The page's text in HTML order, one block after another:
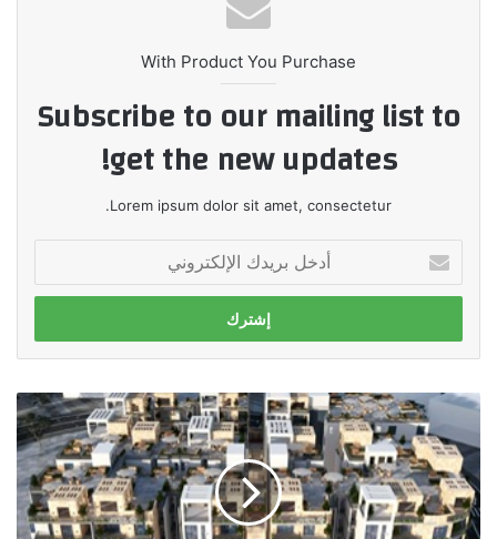
With Product You Purchase
Subscribe to our mailing list to
get the new updates!
Lorem ipsum dolor sit amet, consectetur.
بريدك
الإلكتروني
«وينفسيتور
للاستثمار»
تحصل
على
تراخيص
البناء